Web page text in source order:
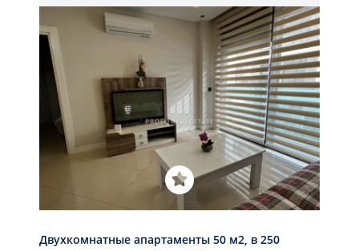
Двухкомнатные апартаменты 50 м2, в 250